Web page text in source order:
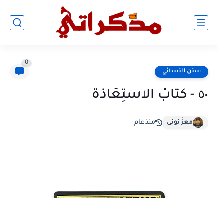
سنن النسائي
0
٥٠ - كتابُ الاستِعَاذة
معزّ نوني منذ عام